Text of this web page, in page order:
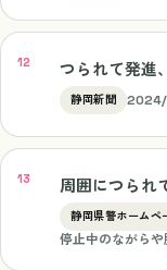
つられて発進
静岡新聞
周囲につられ
静岡県警ホームペ
停止中のながら